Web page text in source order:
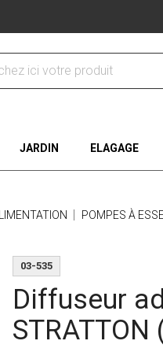
JARDIN ELAGAGE
POMPES À
03-535
Diffuseur